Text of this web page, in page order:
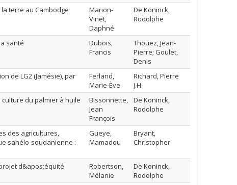
terre au Cambodge
Marion-
Vinet,
Daphné
De Koninck,
Rodolphe
santé
Dubois,
Francis
Thouez, Jean-
Pierre; Goulet,
Denis
de LG2 (Jamésie), par
Ferland,
Marie-Ève
Richard, Pierre
J.H.
du palmier à huile
Bissonnette,
Jean
François
De Koninck,
Rodolphe
des agricultures,
sahélo-soudanienne :
Gueye,
Mamadou
Bryant,
Christopher
d&apos;équité
Robertson,
Mélanie
De Koninck,
Rodolphe